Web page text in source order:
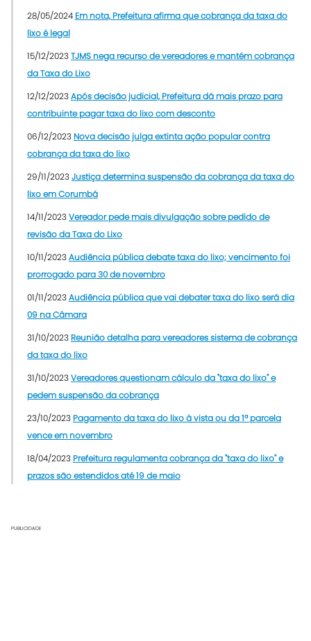
28/05/2024 Em nota, Prefeitura afirma que cobrança da taxa do
lixo é legal
15/12/2023TJMS nega recurso de vereadores e mantém cobrança
da Taxa do Lixo
12/12/2023Após decisão judicial, Prefeitura dá mais prazo para
contribuinte pagar taxa do lixo com desconto
06/12/2023 Nova decisão julga extinta ação popular contra
cobrança da taxa do lixo
29/11/2023Justiça determina suspensão da cobrança da taxa do
lixo em Corumbá
14/11/2023Vereador pede mais divulgação sobre pedido de
revisão da Taxa do Lixo
10/11/2023Audiência pública debate taxa do lixo; vencimento foi
prorrogado para 30 de novembro
01/11/2023Audiência pública que vai debater taxa do lixo será dia
09 na Câmara
31/10/2023 Reunião detalha para vereadores sistema de cobrança
da taxa do lixo
31/10/2023Vereadores questionam cálculo da "taxa do lixo" e
pedem suspensão da cobrança
23/10/2023 Pagamento da taxa do lixo à vista ou da 1ª parcela
vence em novembro
18/04/2023 Prefeitura regulamenta cobrança da "taxa do lixo" e
prazos são estendidos até 19 de maio
PUBLICIDADE